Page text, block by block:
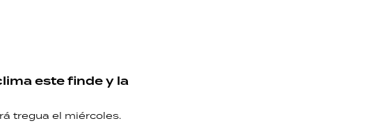
este finde y la
tregua el miércoles.